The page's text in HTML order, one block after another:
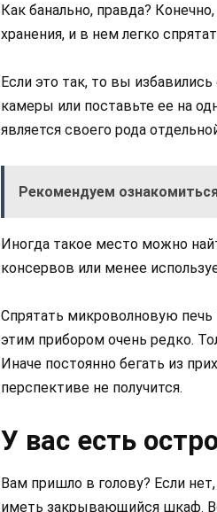
Как банально, правда?
хранения, и в нем легко
Если это так, то вы
камеры или поставьте ее на
является своего рода
Рекомендуем
Иногда такое место можно
консервов или менее
Спрятать микроволновую печь
этим прибором очень редко.
Иначе постоянно бегать из
перспективе не получится.
У вас есть
Вам пришло в голову? Если
иметь закрывающийся шкаф.